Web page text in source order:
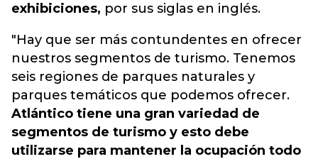
exhibiciones, por sus siglas en inglés.
"Hay que ser más contundentes en ofrecer
nuestros segmentos de turismo. Tenemos
seis regiones de parques naturales y
parques temáticos que podemos ofrecer.
Atlántico tiene una gran variedad de
segmentos de turismo y esto debe
utilizarse para mantener la ocupación todo